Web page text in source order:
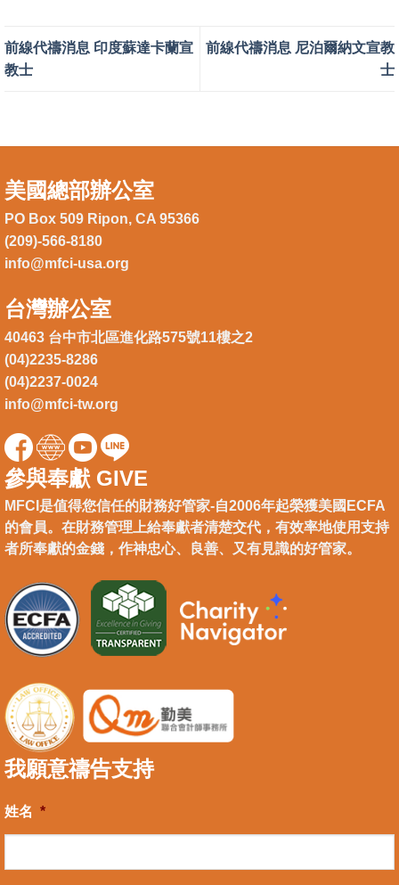
前線代禱消息 印度蘇達卡蘭宣
教士
前線代禱消息 尼泊爾納文宣教
士
美國總部辦公室
PO Box 509 Ripon, CA 95366
(209)-566-8180
info@mfci-usa.org
台灣辦公室
40463 台中市北區進化路575號11樓之2
(04)2235-8286
(04)2237-0024
info@mfci-tw.org
參與奉獻 GIVE
MFCI是值得您信任的財務好管家-自2006年起榮獲美國ECFA
的會員。在財務管理上給奉獻者清楚交代，有效率地使用支持
者所奉獻的金錢，作神忠心、良善、又有見識的好管家。
我願意禱告支持
姓名 *